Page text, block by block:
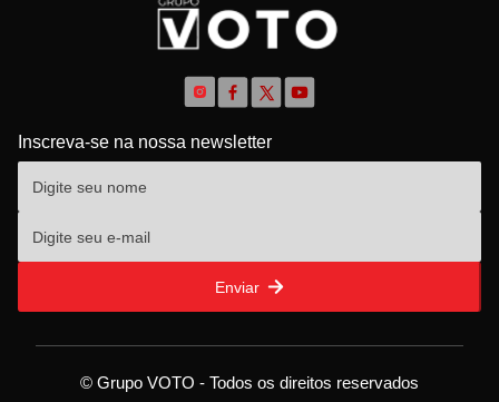
Inscreva-se na nossa newsletter
Enviar
© Grupo VOTO - Todos os direitos reservados